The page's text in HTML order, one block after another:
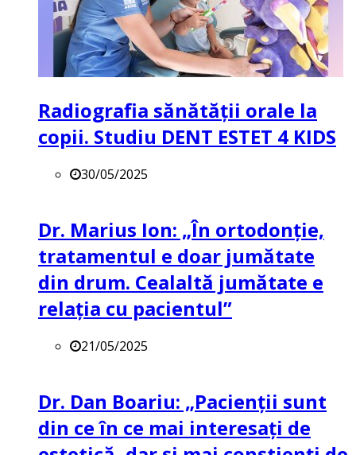
Radiografia sănătății orale la
copii. Studiu DENT ESTET 4 KIDS
30/05/2025
Dr. Marius Ion: „În ortodonție,
tratamentul e doar jumătate
din drum. Cealaltă jumătate e
relația cu pacientul”
21/05/2025
Dr. Dan Boariu: „Pacienții sunt
din ce în ce mai interesați de